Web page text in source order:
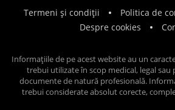
Termeni și condiții
Politica de
Despre cookies
Informațiile de pe acest website au un
trebui utilizate în scop medical, legal
documente de natură profesională.
trebui considerate absolut corecte,